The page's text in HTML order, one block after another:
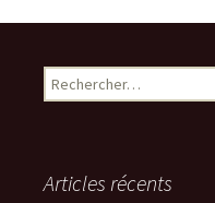
Rechercher :
Articles récents